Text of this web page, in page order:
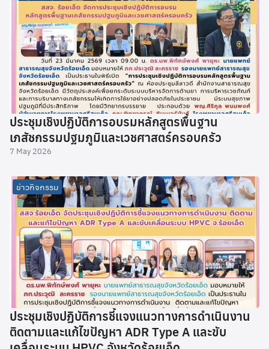
ประชุมเชิงปฏิบัติการอบรมหลักสูตรพื้นฐาน
เภสัชกรรมปฐมภูมิและเวชศาสตร์ครอบครัว
7 May 2026
ข่าวกิจกรรม
ประชุมเชิงปฏิบัติการชี้แจงแนวทางการดำเนินงาน
ติดตามและแก้ไขปัญหา ADR Type A และขับ